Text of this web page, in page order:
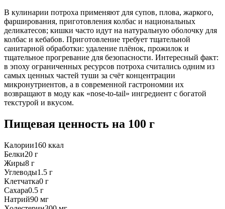
В кулинарии потроха применяют для супов, плова, жаркого,
фарширования, приготовления колбас и национальных
деликатесов; кишки часто идут на натуральную оболочку для
колбас и кебабов. Приготовление требует тщательной
санитарной обработки: удаление плёнок, прожилок и
тщательное прогревание для безопасности. Интересный факт:
в эпоху ограниченных ресурсов потроха считались одним из
самых ценных частей туши за счёт концентрации
микронутриентов, а в современной гастрономии их
возвращают в моду как «nose-to-tail» ингредиент с богатой
текстурой и вкусом.
Пищевая ценность на 100 г
Калории160 ккал
Белки20 г
Жиры8 г
Углеводы1.5 г
Клетчатка0 г
Сахара0.5 г
Натрий90 мг